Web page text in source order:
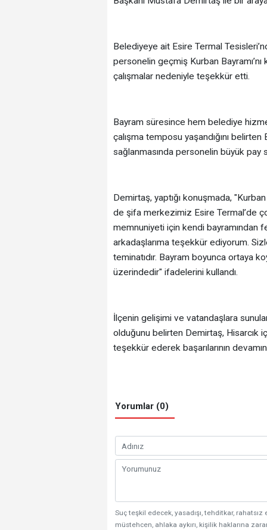
Belediyeye ait Esire Termal
personelin geçmiş Kurban
çalışmalar nedeniyle teşekkür etti.
Bayram süresince hem belediye
çalışma temposu yaşandığını
sağlanmasında personelin büyük pay
Demirtaş, yaptığı konuşmada,
de şifa merkezimiz Esire Termal’de
memnuniyeti için kendi bayramından
arkadaşlarıma teşekkür ediyorum.
teminatıdır. Bayram boyunca ortaya
üzerindedir" ifadelerini kullandı.
İlçenin gelişimi ve vatandaşlara
olduğunu belirten Demirtaş, Hisarcık
teşekkür ederek başarılarının
Yorumlar (0)
Suç teşkil edecek, yasadışı, tehditkar,
müstehcen, ahlaka aykırı, kişilik haklarına